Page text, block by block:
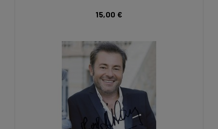
15,00 €